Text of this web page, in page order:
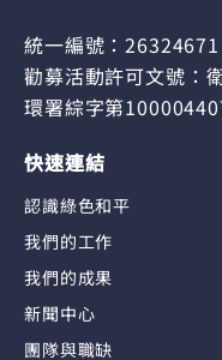
統一編號：26324671
勸募活動許可文號：
環署綜字第
快速連結
認識綠色和平
我們的工作
我們的成果
新聞中心
團隊與職缺